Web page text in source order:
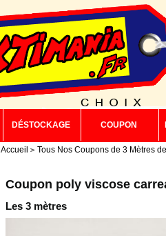
DÉSTOCKAGE COUPON
Accueil Tous Nos Coupons de 3 Mètres
Coupon poly viscose
Les 3 mètres